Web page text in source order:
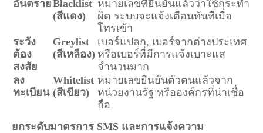
อันตรายBlacklist
(สีแดง)
หมายเลขที่ยืนยันแล้วว่าใช้กระทำ
ผิด ระบบจะแจ้งเตือนทันทีเมื่อ
โทรเข้า
ระวัง
ต้อง
สงสัย
Greylist
(สีเหลือง)
เบอร์แปลก, เบอร์จากต่างประเทศ
หรือเบอร์ที่มีการแจ้งเบาะแส
จำนวนมาก
ลง
ทะเบียน
Whitelist
(สีเขียว)
หมายเลขยืนยันตัวตนแล้วจาก
หน่วยงานรัฐ หรือองค์กรที่น่าเชื่อ
ถือ
ยกระดับมาตรการ SMS และการแจ้งความ